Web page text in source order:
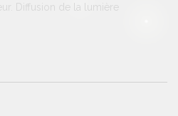
Diffusion de la lumière